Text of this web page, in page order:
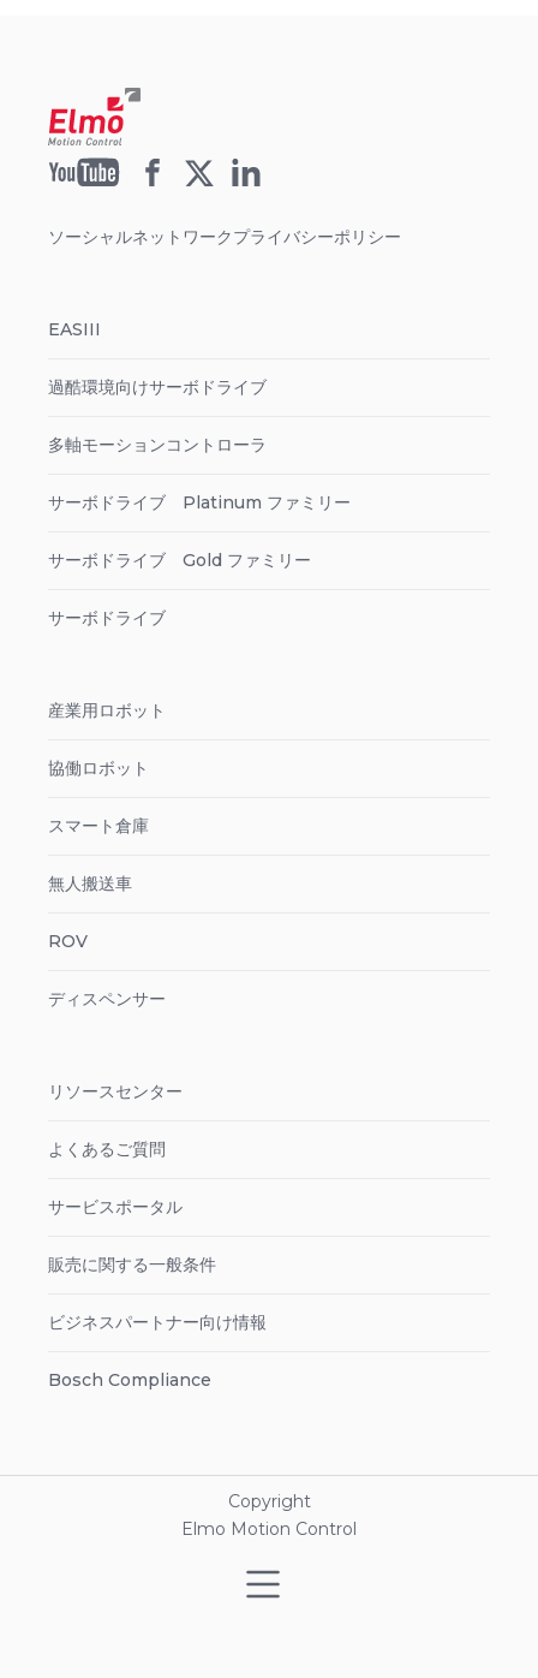
ソーシャルネットワークプライバシーポリシー
EASIII
過酷環境向けサーボドライブ
多軸モーションコントローラ
サーボドライブ Platinum ファミリー
サーボドライブ Gold ファミリー
サーボドライブ
産業用ロボット
協働ロボット
スマート倉庫
無人搬送車
ROV
ディスペンサー
リソースセンター
よくあるご質問
サービスポータル
販売に関する一般条件
ビジネスパートナー向け情報
Bosch Compliance
Copyright
Elmo Motion Control